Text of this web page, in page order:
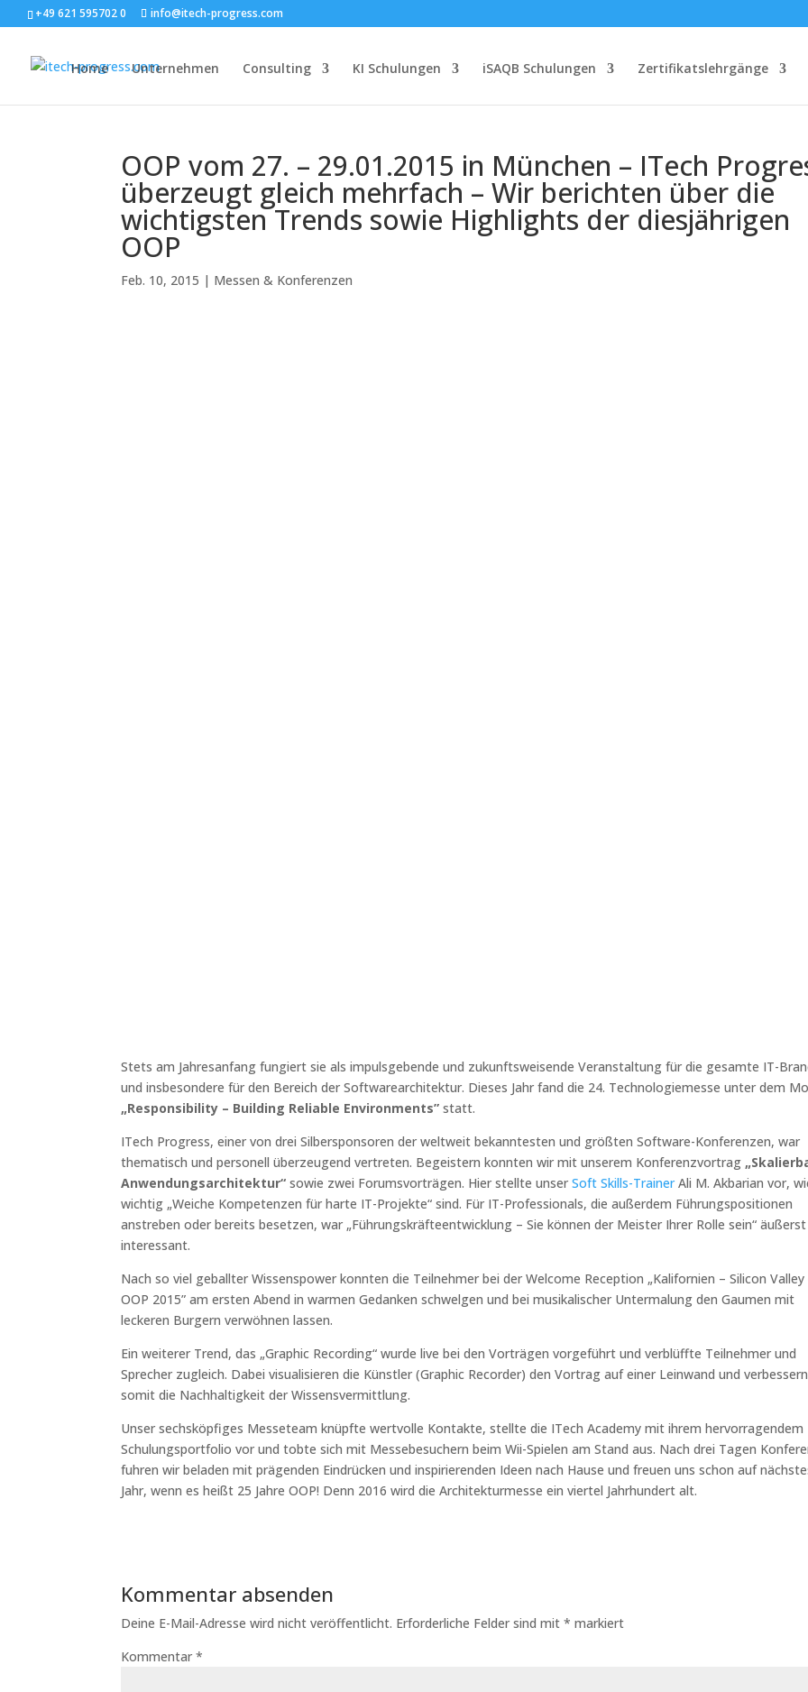
+49 621 595702 0 info@itech-progress.com
Home Unternehmen Consulting KI Schulungen iSAQB Schulungen Zertifikatslehrgänge
OOP vom 27. – 29.01.2015 in München – ITech
überzeugt gleich mehrfach – Wir berichten über die
wichtigsten Trends sowie Highlights der diesjährigen
OOP
Feb. 10, 2015 | Messen & Konferenzen
Stets am Jahresanfang fungiert sie als impulsgebende und zukunftsweisende Veranstaltung für die gesamte IT-
und insbesondere für den Bereich der Softwarearchitektur. Dieses Jahr fand die 24. Technologiemesse unter dem
„Responsibility – Building Reliable Environments” statt.
ITech Progress, einer von drei Silbersponsoren der weltweit bekanntesten und größten Software-Konferenzen, war
thematisch und personell überzeugend vertreten. Begeistern konnten wir mit unserem Konferenzvortrag
Anwendungsarchitektur“ sowie zwei Forumsvorträgen. Hier stellte unserSoft Skills-TrainerAli M. Akbarian vor,
wichtig „Weiche Kompetenzen für harte IT-Projekte“ sind. Für IT-Professionals, die außerdem Führungspositionen
anstreben oder bereits besetzen, war „Führungskräfteentwicklung – Sie können der Meister Ihrer Rolle sein“ äußerst
interessant.
Nach so viel geballter Wissenspower konnten die Teilnehmer bei der Welcome Reception „Kalifornien – Silicon Valley
OOP 2015” am ersten Abend in warmen Gedanken schwelgen und bei musikalischer Untermalung den Gaumen mit
leckeren Burgern verwöhnen lassen.
Ein weiterer Trend, das „Graphic Recording“ wurde live bei den Vorträgen vorgeführt und verblüffte Teilnehmer und
Sprecher zugleich. Dabei visualisieren die Künstler (Graphic Recorder) den Vortrag auf einer Leinwand und verbessern
somit die Nachhaltigkeit der Wissensvermittlung.
Unser sechsköpfiges Messeteam knüpfte wertvolle Kontakte, stellte die ITech Academy mit ihrem hervorragendem
Schulungsportfolio vor und tobte sich mit Messebesuchern beim Wii-Spielen am Stand aus. Nach drei Tagen
fuhren wir beladen mit prägenden Eindrücken und inspirierenden Ideen nach Hause und freuen uns schon auf
Jahr, wenn es heißt 25 Jahre OOP! Denn 2016 wird die Architekturmesse ein viertel Jahrhundert alt.
Kommentar absenden
Deine E-Mail-Adresse wird nicht veröffentlicht. Erforderliche Felder sind mit* markiert
Kommentar*